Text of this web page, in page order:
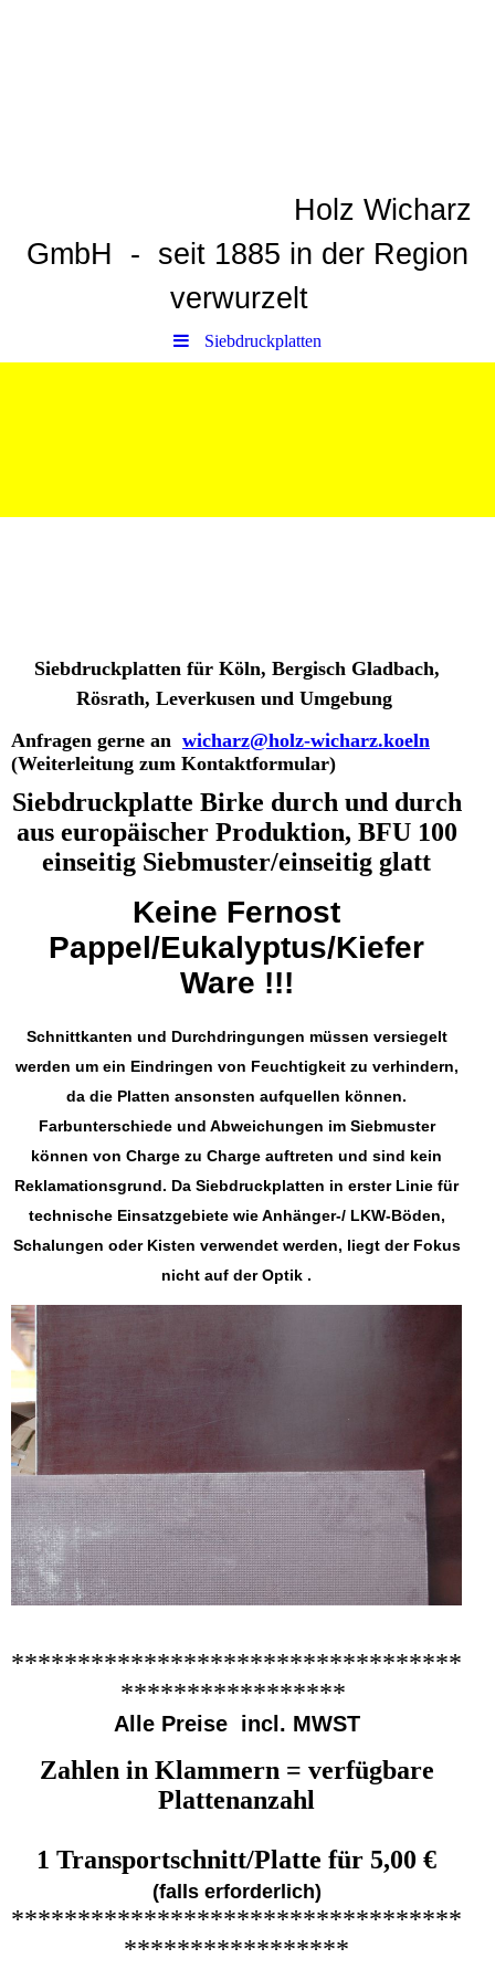
Holz Wicharz
GmbH - seit 1885 in der Region
verwurzelt
Siebdruckplatten
Siebdruckplatten für Köln, Bergisch Gladbach,
Rösrath, Leverkusen und Umgebung
Anfragen gerne an wicharz@holz-wicharz.koeln
(Weiterleitung zum Kontaktformular)
Siebdruckplatte Birke durch und durch
aus europäischer Produktion, BFU 100
einseitig Siebmuster/einseitig glatt
Keine Fernost
Pappel/Eukalyptus/Kiefer
Ware !!!
Schnittkanten und Durchdringungen müssen versiegelt
werden um ein Eindringen von Feuchtigkeit zu verhindern,
da die Platten ansonsten aufquellen können.
Farbunterschiede und Abweichungen im Siebmuster
können von Charge zu Charge auftreten und sind kein
Reklamationsgrund. Da Siebdruckplatten in erster Linie für
technische Einsatzgebiete wie Anhänger-/ LKW-Böden,
Schalungen oder Kisten verwendet werden, liegt der Fokus
nicht auf der Optik .
**********************************
*****************
Alle Preise incl. MWST
Zahlen in Klammern = verfügbare
Plattenanzahl
1 Transportschnitt/Platte für 5,00 €
(falls erforderlich)
**********************************
*****************